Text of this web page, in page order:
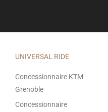
UNIVERSAL RIDE
Concessionnaire KTM
Grenoble
Concessionnaire